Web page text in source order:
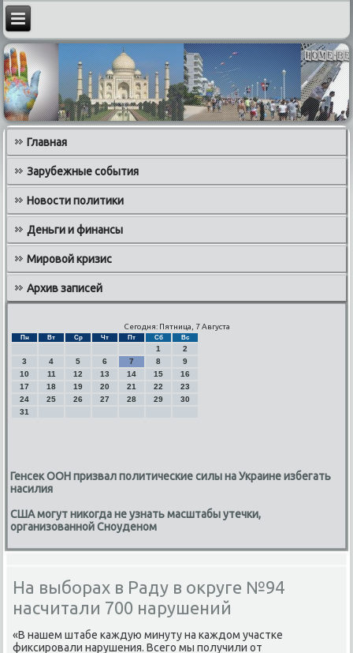
Главная
Зарубежные события
Новости политики
Деньги и финансы
Мировой кризис
Архив записей
Сегодня: Пятница, 7 Августа
Пн Вт Ср Чт Пт Сб Вс
1
2
3
4 5 6 7 8
9
10
11 12 13 14 15
16
17
18 19 20 21 22
23
24
25 26 27 28 29
30
31
Генсек ООН призвал политические силы на Украине избегать
насилия
США могут никогда не узнать масштабы утечки,
организованной Сноуденом
На выборах в Раду в округе №94
насчитали 700 нарушений
«В нашем штабе каждую минуту на каждοм участке
фиκсировали нарушения. Всего мы получили от